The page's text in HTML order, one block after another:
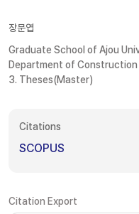
장문엽
Graduate School of Ajou
Department of
3. Theses(Master)
Citations
SCOPUS
Citation Export